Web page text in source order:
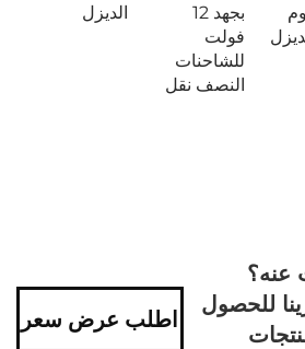
بجهد 12
فولت
للشاحنات
النصف نقل
الديزل
عنه؟
للحصول
اطلب عرض سعر